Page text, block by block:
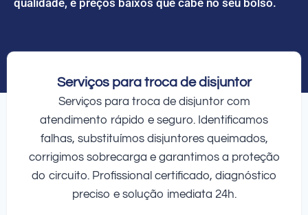
Serviços para troca de disjuntor
Serviços para troca de disjuntor com
atendimento rápido e seguro. Identificamos
falhas, substituímos disjuntores queimados,
corrigimos sobrecarga e garantimos a proteção
do circuito. Profissional certificado, diagnóstico
preciso e solução imediata 24h.